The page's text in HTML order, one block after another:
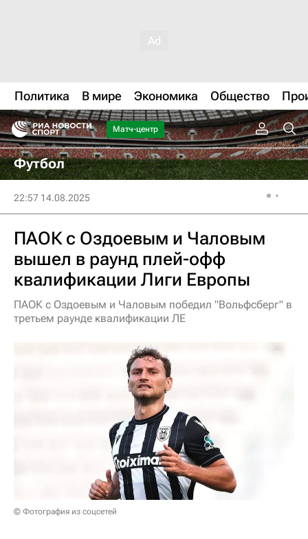
Политика В мире Экономика Общество
Матч-центр
Футбол
22:57 14.08.2025
ПАОК с Оздоевым и Чаловым
вышел в раунд плей-офф
квалификации Лиги Европы
ПАОК с Оздоевым и Чаловым победил "Вольфсберг" в
третьем раунде квалификации ЛЕ
© Фотография из соцсетей